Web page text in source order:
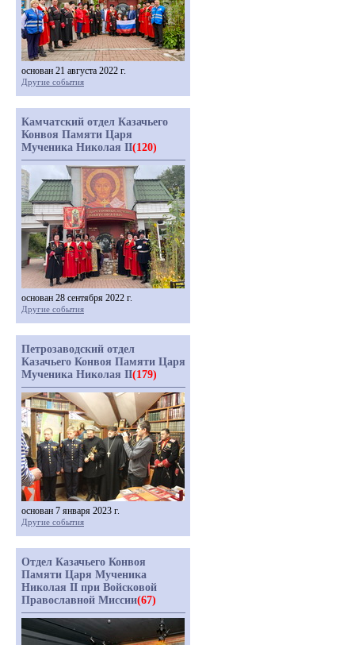
основан 21 августа 2022 г.
Другие события
Камчатский отдел Казачьего
Конвоя Памяти Царя
Мученика Николая II(120)
основан 28 сентября 2022 г.
Другие события
Петрозаводский отдел
Казачьего Конвоя Памяти Царя
Мученика Николая II(179)
основан 7 января 2023 г.
Другие события
Отдел Казачьего Конвоя
Памяти Царя Мученика
Николая II при Войсковой
Православной Миссии(67)